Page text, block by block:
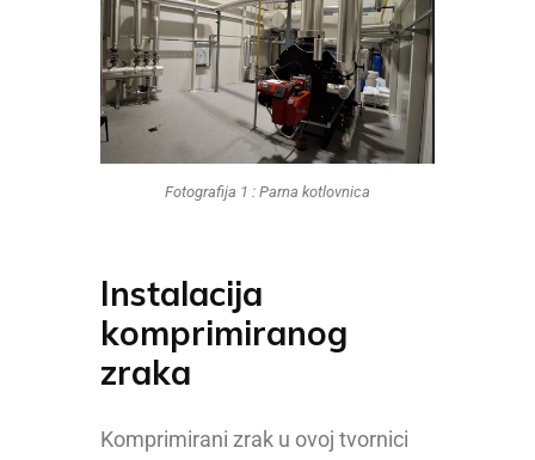
Fotografija 1 : Parna kotlovnica
Instalacija
komprimiranog
zraka
Komprimirani zrak u ovoj tvornici